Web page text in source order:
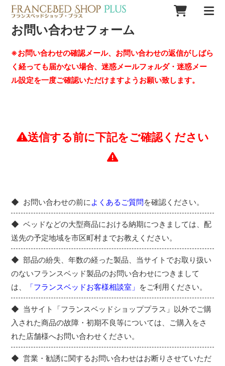
お問い合わせフォーム
※お問い合わせの確認メール、お問い合わせの返信がしばら
く経っても届かない場合、迷惑メールフォルダ・迷惑メー
ル設定を一度ご確認いただけますようお願い致します。
送信する前に下記をご確認ください
お問い合わせの前に よくあるご質問を確認ください。
ベッドなどの大型商品における納期につきましては、配
送先の予定地域を市区町村までお教えください。
部品の紛失、年数の経った製品、当サイトでお取り扱い
のないフランスベッド製品のお問い合わせにつきまして
は、
「フランスベッドお客様相談室」 をご利用ください。
当サイト「フランスベッドショッププラス」以外でご購
入された商品の故障・初期不良等については、ご購入をさ
れた店舗様へお問い合わせください。
営業・勧誘に関するお問い合わせはお断りさせていただ